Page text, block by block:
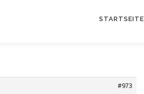
STARTSEITE
#973